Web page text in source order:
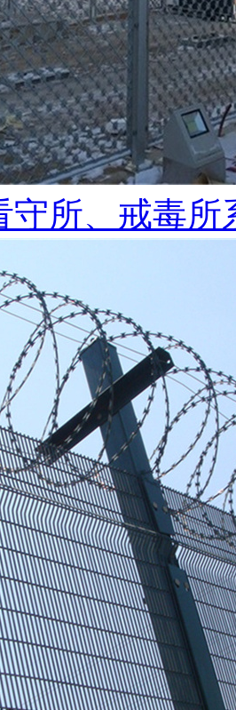
守所、戒毒